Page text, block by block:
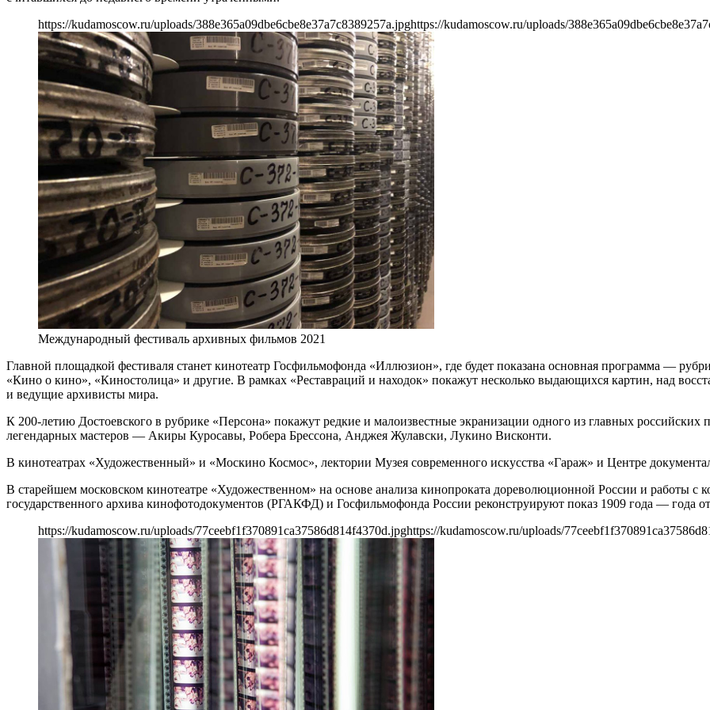
https://kudamoscow.ru/uploads/388e365a09dbe6cbe8e37a7c8389257a.jpghttps://kudamoscow.ru/uploads/
Международный фестиваль архивных фильмов 2021
Главной площадкой фестиваля станет кинотеатр Госфильмофонда «Иллюзион», где будет показана основная программа —
«Кино о кино», «Киностолица» и другие. В рамках «Реставраций и находок» покажут несколько выдающихся картин, над
и ведущие архивисты мира.
К 200-летию Достоевского в рубрике «Персона» покажут редкие и малоизвестные экранизации одного из главных
легендарных мастеров — Акиры Куросавы, Робера Брессона, Анджея Жулавски, Лукино Висконти.
В кинотеатрах «Художественный» и «Москино Космос», лектории Музея современного искусства «Гараж» и Центре
В старейшем московском кинотеатре «Художественном» на основе анализа кинопроката дореволюционной России и работы с
государственного архива кинофотодокументов (РГАКФД) и Госфильмофонда России реконструируют показ 1909 года — года
https://kudamoscow.ru/uploads/77ceebf1f370891ca37586d814f4370d.jpghttps://kudamoscow.ru/uploads/